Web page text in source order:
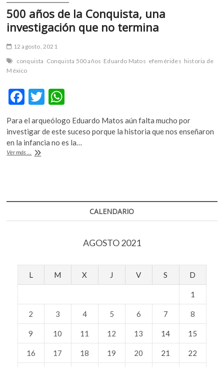
básico
500 años de la Conquista, una
investigación que no termina
12 agosto, 2021
conquista Conquista 500 años Eduardo Matos efemérides historia de
México
F
e
b
o
T
itt
er
at
s
Para el arqueólogo Eduardo Matos aún falta mucho por
investigar de este suceso porque la historia que nos enseñaron
en la infancia no es la…
Ver más ...
500
no
CALENDARIO
AGOSTO 2021
L M X J V S D
1
2 3 4 5 6 7 8
9 10 11 12 13 14 15
16 17 18 19 20 21 22